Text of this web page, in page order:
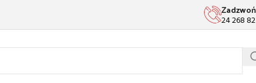
Zadzwoń
24 268